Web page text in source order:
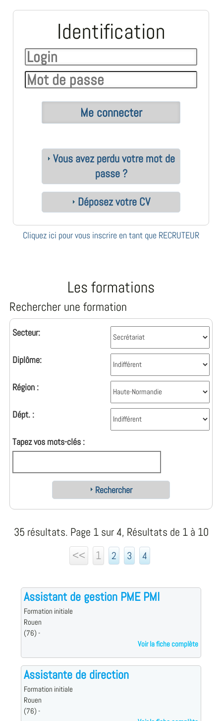
Identification
Vous avez perdu votre mot de
passe ?
Déposez votre CV
Cliquez ici pour vous inscrire en tant que RECRUTEUR
Les formations
Rechercher une formation
Secteur:
Diplôme:
Région :
Dépt. :
Tapez vos mots-clés :
Rechercher
35 résultats. Page 1 sur 4, Résultats de 1 à 10
<<
1 2 3 4
Assistant de gestion PME PMI
Formation initiale
Rouen
(76) -
Voir la fiche complète
Assistante de direction
Formation initiale
Rouen
(76) -